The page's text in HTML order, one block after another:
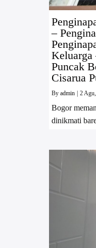
–
Keluarga
Puncak
Cisarua
By admin 2
Bogor
dinikmati